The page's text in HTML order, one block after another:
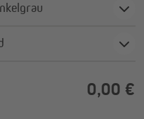
14C dunkelgrau
0,00 €